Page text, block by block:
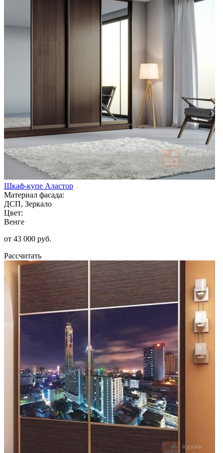
Шкаф-купе Аластор
Материал фасада:
ДСП, Зеркало
Цвет:
Венге
от 43 000 руб.
Рассчитать